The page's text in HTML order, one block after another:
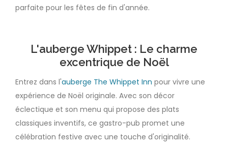
parfaite pour les fêtes de fin d'année.
L'auberge Whippet : Le charme
excentrique de Noël
Entrez dans l'auberge The Whippet Inn pour vivre une
expérience de Noël originale. Avec son décor
éclectique et son menu qui propose des plats
classiques inventifs, ce gastro-pub promet une
célébration festive avec une touche d'originalité.